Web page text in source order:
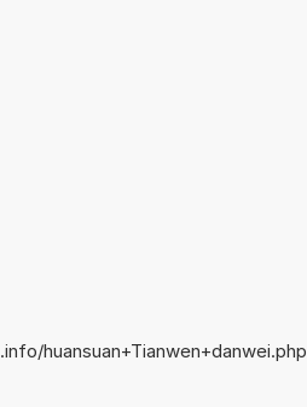
huansuan+Tianwen+danwei.php